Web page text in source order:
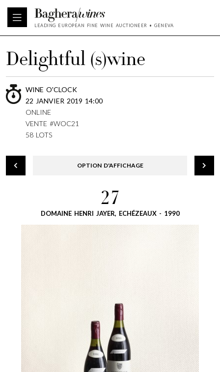
LEADING EUROPEAN FINE WINE AUCTIONEER • GENEVA
Delightful (s)wine
WINE O'CLOCK
22 JANVIER 2019 14:00
ONLINE
VENTE #WOC21
58 LOTS
OPTION D'AFFICHAGE
27
DOMAINE HENRI JAYER, ECHÉZEAUX - 1990